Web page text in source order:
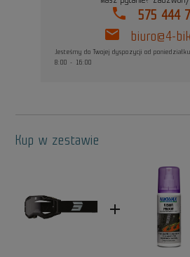
phone 575 444
mail biuro@4-
Jesteśmy do Twojej dyspozycji od
8:00 - 16:00
Kup w zestawie
add